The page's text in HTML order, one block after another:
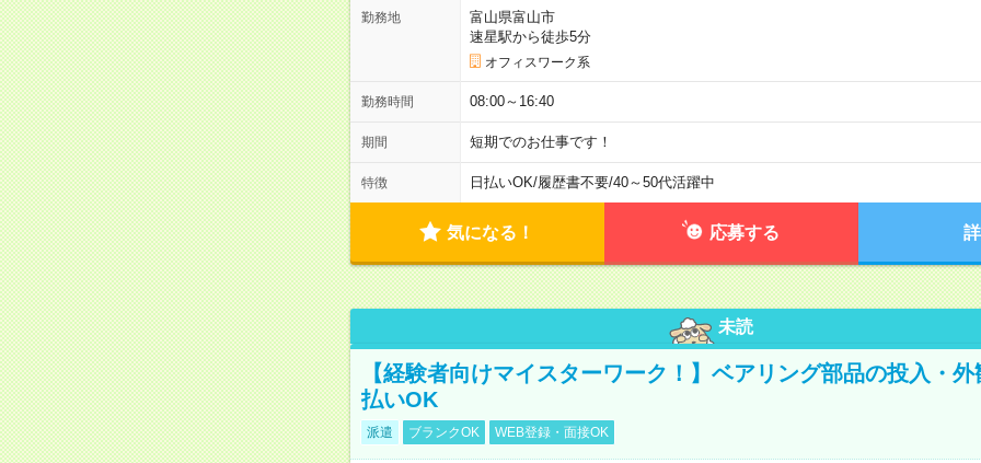
勤務地
富山県富山市
速星駅から徒歩5分
オフィスワーク系
勤務時間 08:00～16:40
期間 短期でのお仕事です！
特徴 日払いOK/履歴書不要/40～50代活躍中
気になる！ 応募する
未読
【経験者向けマイスターワーク！】ベアリング部品の投入・
払いOK
派遣 ブランクOK WEB登録・面接OK